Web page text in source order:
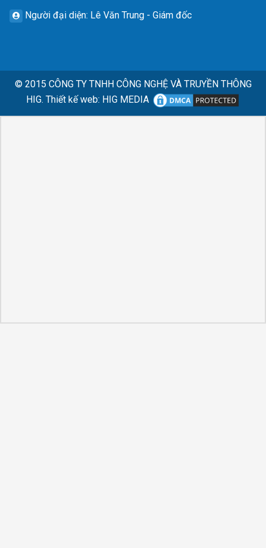
Người đại diện: Lê Văn Trung - Giám đốc
© 2015 CÔNG TY TNHH CÔNG NGHỆ VÀ TRUYỀN THÔNG
HIG. Thiết kế web: HIG MEDIA